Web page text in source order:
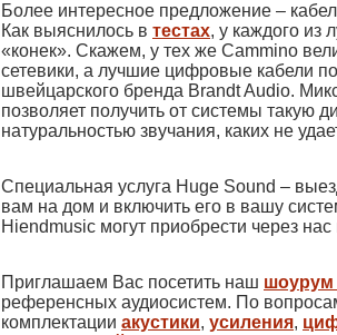
Более интересное предложение –
Как выяснилось в тестах, у каждого из
«конек». Скажем, у тех же Cammino
сетевики, а лучшие цифровые кабели
швейцарского бренда Brandt Audio.
позволяет получить от системы такую
натуральностью звучания, каких не
Специальная услуга Huge Sound –
вам на дом и включить его в вашу
Hiendmusic могут приобрести через
Приглашаем Вас посетить наш шоурум
референсных аудиосистем. По
комплектации акустики, усиления,